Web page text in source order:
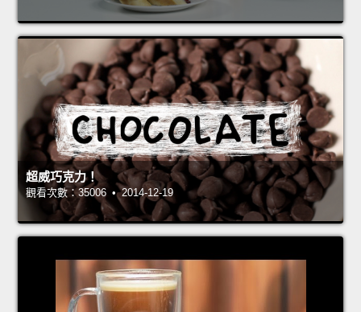
超威巧克力！
觀看次數：35006 • 2014-12-19